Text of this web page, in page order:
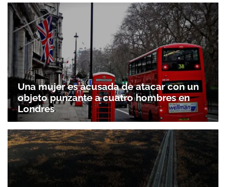
Una mujer es acusada de atacar con un
objeto punzante a cuatro hombres en
Londres